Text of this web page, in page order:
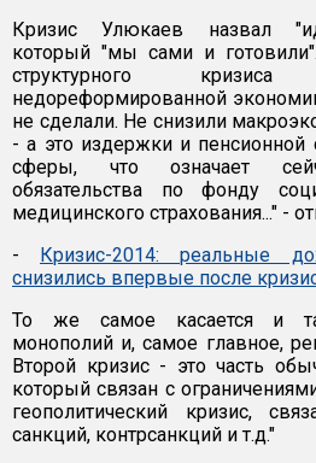
Кризис Улюкаев назвал
который "мы сами и
структурного
недореформированной
не сделали. Не снизили
- а это издержки и пенсионной
сферы, что означает
обязательства по фонду
медицинского страхования..." -
- Кризис-2014: реальные
снизились впервые после
То же самое касается и
монополий и, самое главное,
Второй кризис - это часть
который связан с
геополитический кризис,
санкций, контрсанкций и т.д."